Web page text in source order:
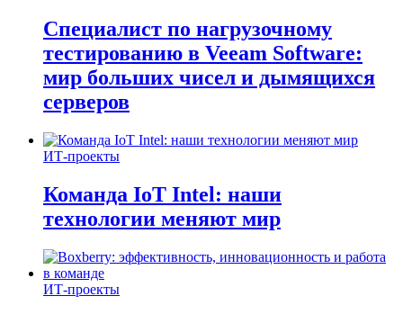
Специалист по нагрузочному
тестированию в Veeam Software:
мир больших чисел и дымящихся
серверов
ИТ-проекты
Команда IoT Intel: наши
технологии меняют мир
ИТ-проекты